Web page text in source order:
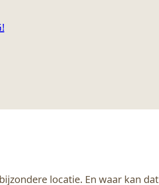
locatie. En waar kan